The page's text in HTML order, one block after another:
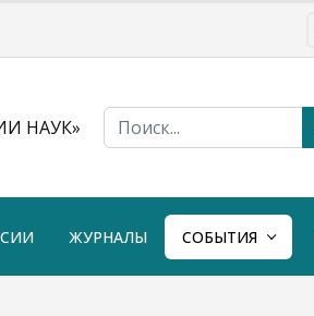
НАУК»
ЖУРНАЛЫ СОБЫТИЯ